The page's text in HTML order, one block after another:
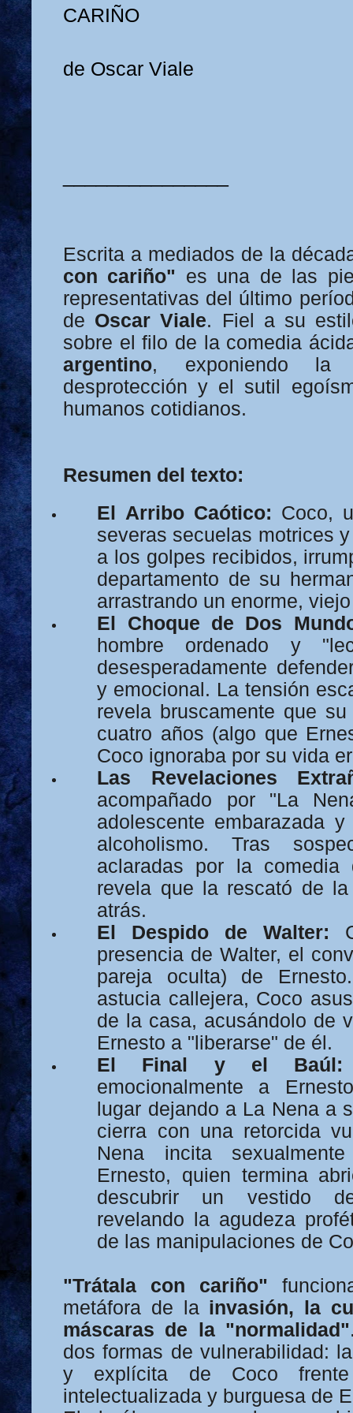
CARIÑO
de Oscar Viale
Escrita a mediados de la
con cariño" es una de las
representativas del último
de Oscar Viale. Fiel a su
sobre el filo de la comedia
argentino, exponiendo la
desprotección y el sutil
humanos cotidianos.
Resumen del texto:
El Arribo Caótico: Coco,
severas secuelas motrices
a los golpes recibidos,
departamento de su
arrastrando un enorme,
El Choque de Dos
hombre ordenado y
desesperadamente
y emocional. La tensión
revela bruscamente que
cuatro años (algo que
Coco ignoraba por su vida
Las Revelaciones
acompañado por "La
adolescente embarazada
alcoholismo. Tras
aclaradas por la comedia
revela que la rescató de
atrás.
El Despido de Walter:
presencia de Walter, el
pareja oculta) de
astucia callejera, Coco
de la casa, acusándolo de
Ernesto a "liberarse" de él.
El Final y el Baúl:
emocionalmente a
lugar dejando a La Nena a
cierra con una retorcida
Nena incita
Ernesto, quien termina
descubrir un vestido
revelando la agudeza
de las manipulaciones de
"Trátala con cariño"
metáfora de la invasión, la
máscaras de la "normalidad"
dos formas de vulnerabilidad:
y explícita de Coco
intelectualizada y burguesa de